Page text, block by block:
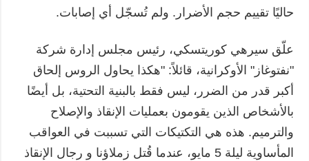
حاليًا تقييم حجم الأضرار. ولم تُسجّل أي إصابات.
علّق سيرهي كوريتسكي، رئيس مجلس إدارة شركة
"نفتوغاز" الأوكرانية، قائلاً: "هكذا يحاول الروس إلحاق
أكبر قدر من الضرر، ليس فقط بالبنية التحتية، بل أيضًا
بالأشخاص الذين يقومون بعمليات الإنقاذ والإصلاح
والترميم. هذه هي التكتيكات التي تسببت في العواقب
المأساوية ليلة 5 مايو، عندما قُتل زملاؤنا و رجال الإنقاذ